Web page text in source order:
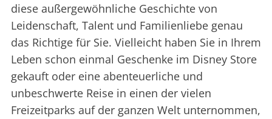
diese außergewöhnliche Geschichte von
Leidenschaft, Talent und Familienliebe genau
das Richtige für Sie. Vielleicht haben Sie in Ihrem
Leben schon einmal Geschenke im Disney Store
gekauft oder eine abenteuerliche und
unbeschwerte Reise in einen der vielen
Freizeitparks auf der ganzen Welt unternommen,